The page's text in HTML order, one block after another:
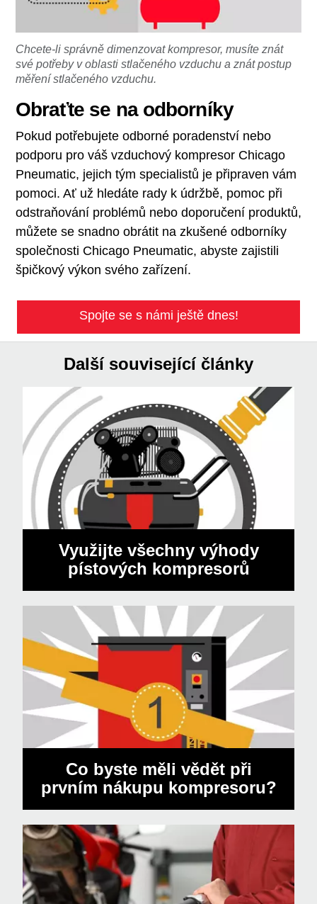
Chcete-li správně dimenzovat kompresor, musíte znát
své potřeby v oblasti stlačeného vzduchu a znát postup
měření stlačeného vzduchu.
Obraťte se na odborníky
Pokud potřebujete odborné poradenství nebo
podporu pro váš vzduchový kompresor Chicago
Pneumatic, jejich tým specialistů je připraven vám
pomoci. Ať už hledáte rady k údržbě, pomoc při
odstraňování problémů nebo doporučení produktů,
můžete se snadno obrátit na zkušené odborníky
společnosti Chicago Pneumatic, abyste zajistili
špičkový výkon svého zařízení.
Spojte se s námi ještě dnes!
Další související články
Využijte všechny výhody
pístových kompresorů
Co byste měli vědět při
prvním nákupu kompresoru?